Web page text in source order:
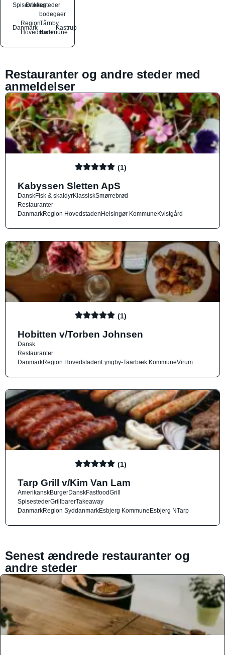
Spisesteder
Drikkesteder
og
bodegaer
Danmark
Region
Hovedstaden
Tårnby
Kommune
Kastrup
Restauranter og andre steder med
anmeldelser
(1)
Kabyssen Sletten ApS
DanskFisk & skaldyrKlassiskSmørrebrød
Restauranter
DanmarkRegion HovedstadenHelsingør KommuneKvistgård
(1)
Hobitten v/Torben Johnsen
Dansk
Restauranter
DanmarkRegion HovedstadenLyngby-Taarbæk KommuneVirum
(1)
Tarp Grill v/Kim Van Lam
AmerikanskBurgerDanskFastfoodGrill
SpisestederGrillbarerTakeaway
DanmarkRegion SyddanmarkEsbjerg KommuneEsbjerg NTarp
Senest ændrede restauranter og
andre steder